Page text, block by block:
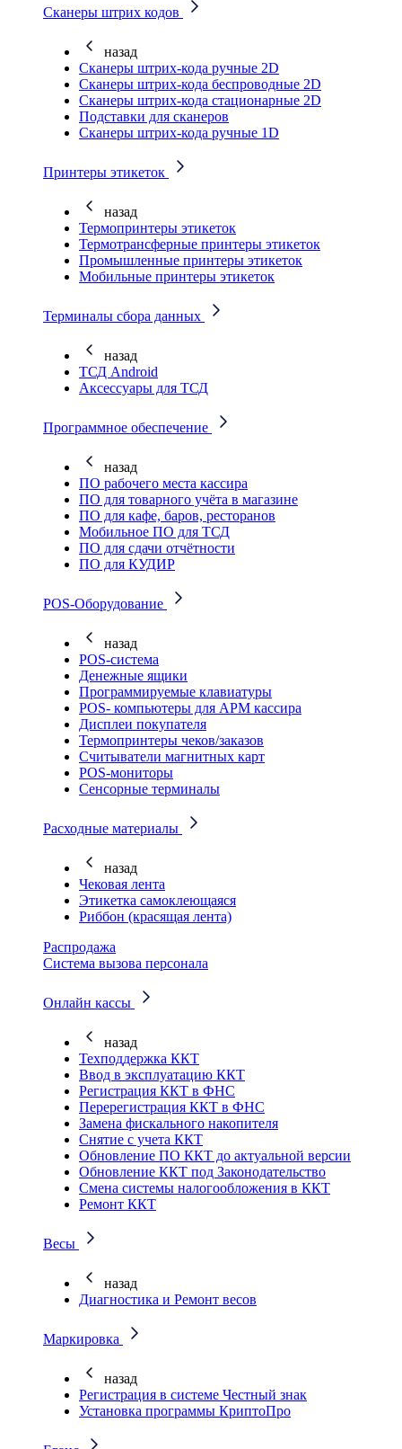
Сканеры штрих кодов
назад
Сканеры штрих-кода ручные 2D
Сканеры штрих-кода беспроводные 2D
Cканеры штрих-кода стационарные 2D
Подставки для сканеров
Сканеры штрих-кода ручные 1D
Принтеры этикеток
назад
Термопринтеры этикеток
Термотрансферные принтеры этикеток
Промышленные принтеры этикеток
Мобильные принтеры этикеток
Терминалы сбора данных
назад
ТСД Android
Аксессуары для ТСД
Программное обеспечение
назад
ПО рабочего места кассира
ПО для товарного учёта в магазине
ПО для кафе, баров, ресторанов
Мобильное ПО для ТСД
ПО для сдачи отчётности
ПО для КУДИР
POS-Оборудование
назад
POS-система
Денежные ящики
Программируемые клавиатуры
POS- компьютеры для АРМ кассира
Дисплеи покупателя
Термопринтеры чеков/заказов
Считыватели магнитных карт
POS-мониторы
Сенсорные терминалы
Расходные материалы
назад
Чековая лента
Этикетка самоклеющаяся
Риббон (красящая лента)
Распродажа
Система вызова персонала
Онлайн кассы
назад
Техподдержка ККТ
Ввод в эксплуатацию ККТ
Регистрация ККТ в ФНС
Перерегистрация ККТ в ФНС
Замена фискального накопителя
Снятие с учета ККТ
Обновление ПО ККТ до актуальной версии
Обновление ККТ под Законодательство
Смена системы налогообложения в ККТ
Ремонт ККТ
Весы
назад
Диагностика и Ремонт весов
Маркировка
назад
Регистрация в системе Честный знак
Установка программы КриптоПро